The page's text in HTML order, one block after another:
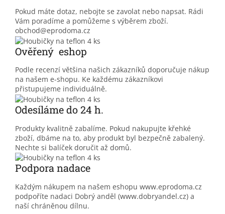
Pokud máte dotaz, nebojte se zavolat nebo napsat. Rádi
Vám poradíme a pomůžeme s výběrem zboží.
obchod@eprodoma.cz
Ověřený eshop
Podle recenzí většina našich zákazníků doporučuje nákup
na našem e-shopu. Ke každému zákazníkovi
přistupujeme individuálně.
Odesíláme do 24 h.
Produkty kvalitně zabalíme. Pokud nakupujte křehké
zboží, dbáme na to, aby produkt byl bezpečně zabalený.
Nechte si balíček doručit až domů.
Podpora nadace
Každým nákupem na našem eshopu www.eprodoma.cz
podpoříte nadaci Dobrý anděl (www.dobryandel.cz) a
naší chráněnou dílnu.